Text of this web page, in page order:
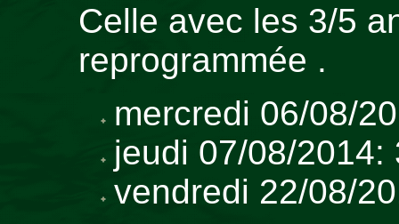
Celle avec les 3/5
reprogrammée .
mercredi 06/08/
jeudi 07/08/2014:
vendredi 22/08/